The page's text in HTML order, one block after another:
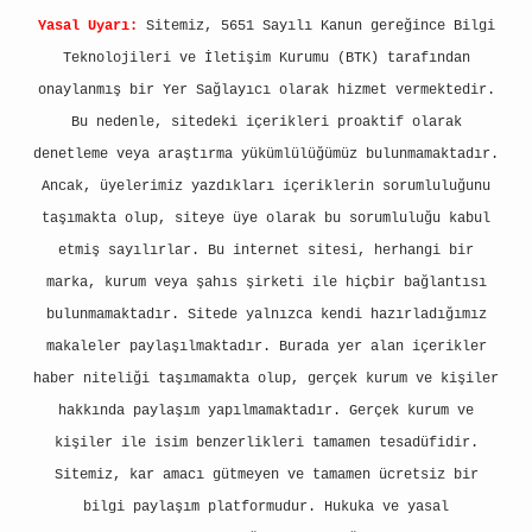
Yasal Uyarı:
Sitemiz, 5651 Sayılı Kanun gereğince Bilgi
Teknolojileri ve İletişim Kurumu (BTK) tarafından
onaylanmış bir Yer Sağlayıcı olarak hizmet vermektedir.
Bu nedenle, sitedeki içerikleri proaktif olarak
denetleme veya araştırma yükümlülüğümüz bulunmamaktadır.
Ancak, üyelerimiz yazdıkları içeriklerin sorumluluğunu
taşımakta olup, siteye üye olarak bu sorumluluğu kabul
etmiş sayılırlar. Bu internet sitesi, herhangi bir
marka, kurum veya şahıs şirketi ile hiçbir bağlantısı
bulunmamaktadır. Sitede yalnızca kendi hazırladığımız
makaleler paylaşılmaktadır. Burada yer alan içerikler
haber niteliği taşımamakta olup, gerçek kurum ve kişiler
hakkında paylaşım yapılmamaktadır. Gerçek kurum ve
kişiler ile isim benzerlikleri tamamen tesadüfidir.
Sitemiz, kar amacı gütmeyen ve tamamen ücretsiz bir
bilgi paylaşım platformudur. Hukuka ve yasal